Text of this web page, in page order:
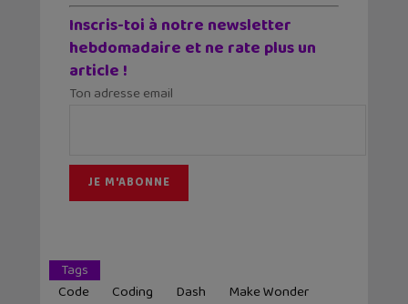
Inscris-toi à notre newsletter
hebdomadaire et ne rate plus un
article !
Ton adresse email
Tags
Code
Coding Dash
Make Wonder